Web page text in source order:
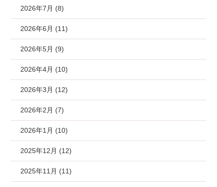
2026年7月 (8)
2026年6月 (11)
2026年5月 (9)
2026年4月 (10)
2026年3月 (12)
2026年2月 (7)
2026年1月 (10)
2025年12月 (12)
2025年11月 (11)